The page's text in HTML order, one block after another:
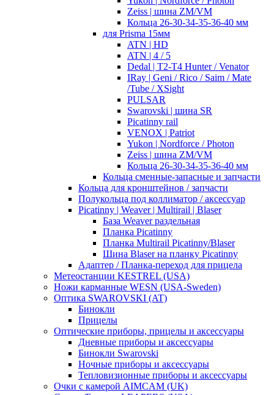
Zeiss | шина ZM/VM
Кольца 26-30-34-35-36-40 мм
для Prisma 15мм
ATN | HD
ATN | 4 / 5
Dedal | T2-T4 Hunter / Venator
IRay | Geni / Rico / Saim / Mate
/Tube / XSight
PULSAR
Swarovski | шина SR
Picatinny rail
VENOX | Patriot
Yukon | Nordforce / Photon
Zeiss | шина ZM/VM
Кольца 26-30-34-35-36-40 мм
Кольца сменные-запасные и запчасти
Кольца для кронштейнов / запчасти
Полукольца под коллиматор / аксессуар
Picatinny | Weaver | Multirail | Blaser
База Weaver раздельная
Планка Picatinny
Планка Multirail Picatinny/Blaser
Шина Blaser на планку Picatinny
Адаптер / Планка-переход для прицела
Метеостанции KESTREL (USA)
Ножи карманные WESN (USA-Sweden)
Оптика SWAROVSKI (AT)
Бинокли
Прицелы
Оптические приборы, прицелы и аксессуары
Дневные приборы и аксессуары
Бинокли Swarovski
Ночные приборы и аксессуары
Тепловизионные приборы и аксессуары
Очки с камерой AIMCAM (UK)